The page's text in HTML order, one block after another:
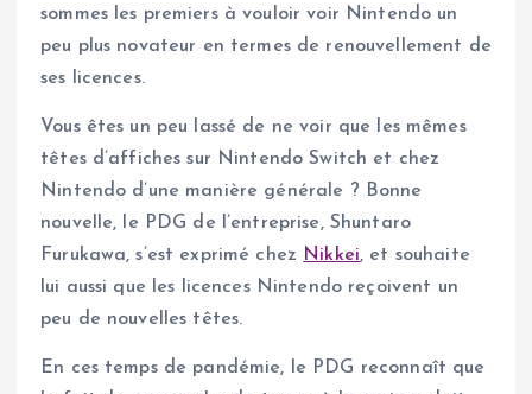
sommes les premiers à vouloir voir Nintendo un
peu plus novateur en termes de renouvellement de
ses licences.
Vous êtes un peu lassé de ne voir que les mêmes
têtes d’affiches sur Nintendo Switch et chez
Nintendo d’une manière générale ? Bonne
nouvelle, le PDG de l’entreprise, Shuntaro
Furukawa, s’est exprimé chez Nikkei, et souhaite
lui aussi que les licences Nintendo reçoivent un
peu de nouvelles têtes.
En ces temps de pandémie, le PDG reconnaît que